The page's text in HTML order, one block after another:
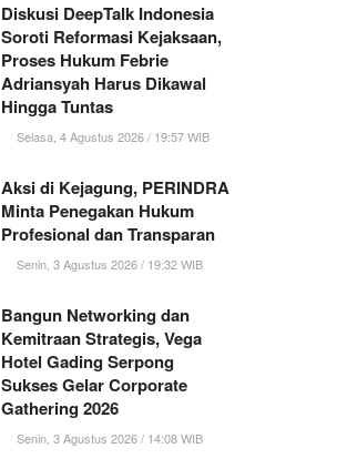
Diskusi DeepTalk Indonesia
Soroti Reformasi Kejaksaan,
Proses Hukum Febrie
Adriansyah Harus Dikawal
Hingga Tuntas
Selasa, 4 Agustus 2026 / 19:57 WIB
Aksi di Kejagung, PERINDRA
Minta Penegakan Hukum
Profesional dan Transparan
Senin, 3 Agustus 2026 / 19:32 WIB
Bangun Networking dan
Kemitraan Strategis, Vega
Hotel Gading Serpong
Sukses Gelar Corporate
Gathering 2026
Senin, 3 Agustus 2026 / 14:08 WIB